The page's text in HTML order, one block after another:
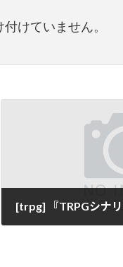
けていません。